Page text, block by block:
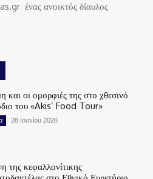
ένας ανοικτός δίαυλος
και οι ομορφιές της στο χθεσινό
του «Akis’ Food Tour»
28 Ιουνίου 2026
της κεφαλλονίτικης